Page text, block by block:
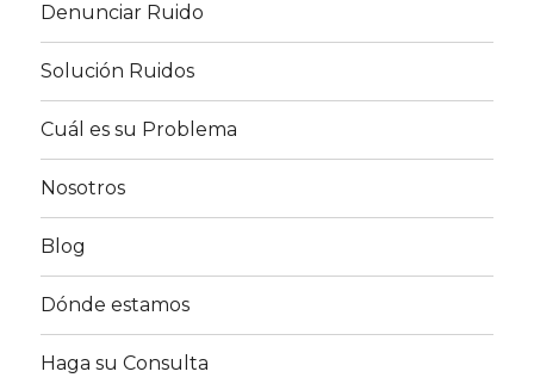
Denunciar Ruido
Solución Ruidos
Cuál es su Problema
Nosotros
Blog
Dónde estamos
Haga su Consulta